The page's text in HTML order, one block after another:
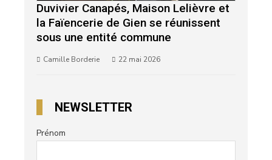
Duvivier Canapés, Maison Lelièvre et
la Faïencerie de Gien se réunissent
sous une entité commune
Camille Borderie 22 mai 2026
NEWSLETTER
Prénom